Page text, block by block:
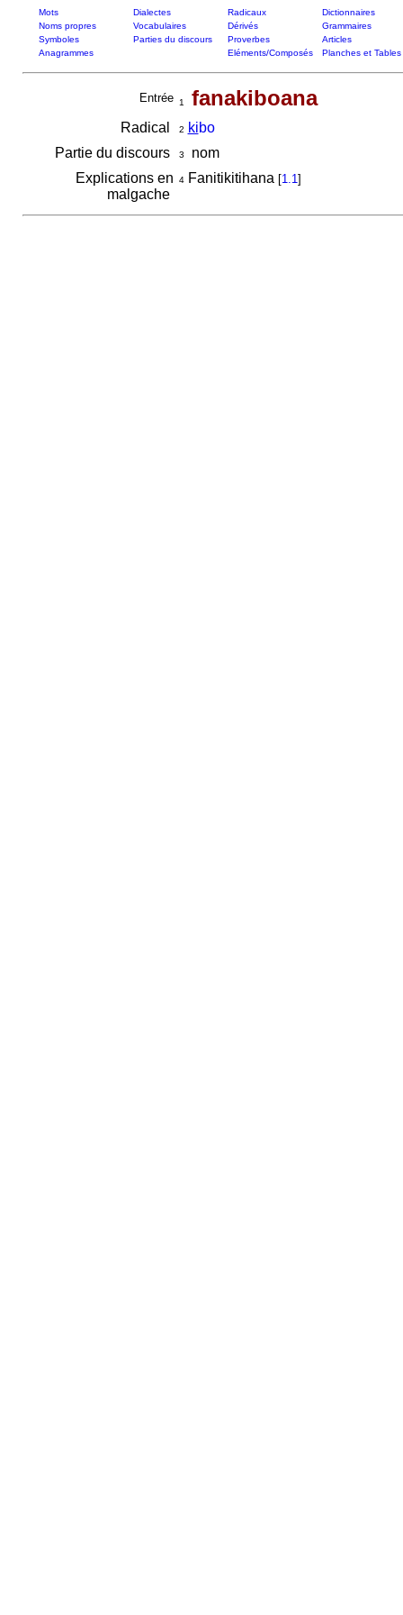
Mots Dialectes Radicaux
Dictionnaires
Noms propres
Vocabulaires Dérivés
Grammaires
Symboles
Parties du discours Proverbes
Articles
Anagrammes
Eléments/Composés Planches et Tables
Entrée 1 fanakiboana
Radical 2 kibo
Partie du discours
3
nom
Explications en
malgache
4Fanitikitihana [1.1]